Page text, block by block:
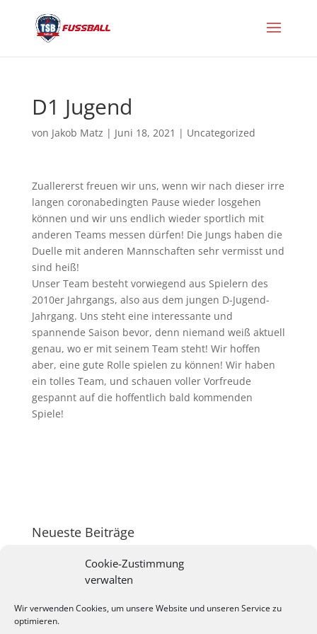
Cookie-Zustimmung
verwalten
Wir verwenden Cookies, um unsere Website und unseren Service zu
optimieren.
D1 Jugend
von Jakob Matz | Juni 18, 2021 | Uncategorized
Zuallererst freuen wir uns, wenn wir nach dieser irre
langen coronabedingten Pause wieder losgehen
können und wir uns endlich wieder sportlich mit
anderen Teams messen dürfen! Die Jungs haben die
Duelle mit anderen Mannschaften sehr vermisst und
sind heiß!
Unser Team besteht vorwiegend aus Spielern des
2010er Jahrgangs, also aus dem jungen D-Jugend-
Jahrgang. Uns steht eine interessante und
spannende Saison bevor, denn niemand weiß aktuell
genau, wo er mit seinem Team steht! Wir hoffen
aber, eine gute Rolle spielen zu können! Wir haben
ein tolles Team, und schauen voller Vorfreude
gespannt auf die hoffentlich bald kommenden
Spiele!
Neueste Beiträge
TSB Fußballschule 2023
Ansprechpartner im Jugendbereich.